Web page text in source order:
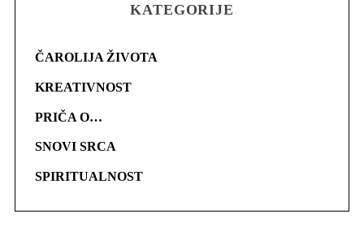
KATEGORIJE
ČAROLIJA ŽIVOTA
KREATIVNOST
PRIČA O…
SNOVI SRCA
SPIRITUALNOST